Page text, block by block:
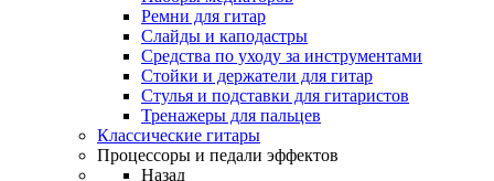
Ремни для гитар
Слайды и каподастры
Средства по уходу за инструментами
Стойки и держатели для гитар
Стулья и подставки для гитаристов
Тренажеры для пальцев
Классические гитары
Процессоры и педали эффектов
Назад